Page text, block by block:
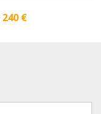
240 €